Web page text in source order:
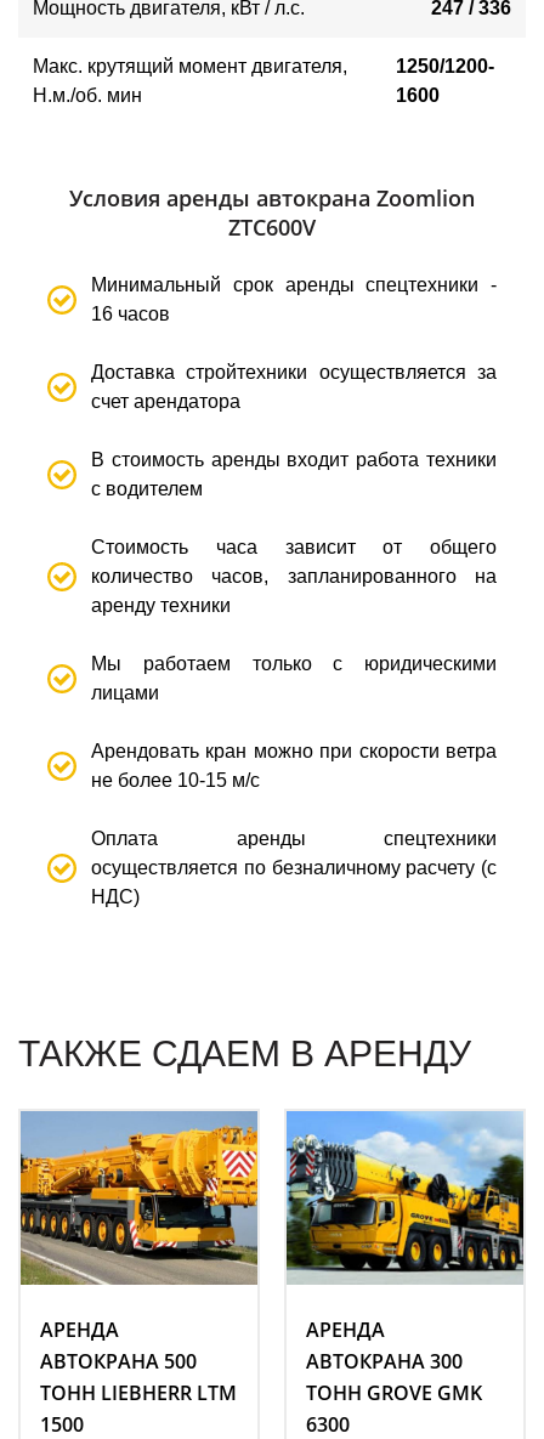
Мощность двигателя, кВт / л.с. 247 / 336
Макс. крутящий момент двигателя,
Н.м./об. мин
1250/1200-
1600
Условия аренды автокрана Zoomlion
ZTC600V
Минимальный срок аренды спецтехники -
16 часов
Доставка стройтехники осуществляется за
счет арендатора
В стоимость аренды входит работа техники
с водителем
Стоимость часа зависит от общего
количество часов, запланированного на
аренду техники
Мы работаем только с юридическими
лицами
Арендовать кран можно при скорости ветра
не более 10-15 м/с
Оплата аренды спецтехники
осуществляется по безналичному расчету (с
НДС)
ТАКЖЕ СДАЕМ В АРЕНДУ
АРЕНДА
АВТОКРАНА 500
ТОНН LIEBHERR LTM
1500
АРЕНДА
АВТОКРАНА 300
ТОНН GROVE GMK
6300